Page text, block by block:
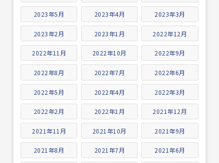
2023年5月 2023年4月 2023年3月
2023年2月 2023年1月 2022年12月
2022年11月 2022年10月 2022年9月
2022年8月 2022年7月 2022年6月
2022年5月 2022年4月 2022年3月
2022年2月 2022年1月 2021年12月
2021年11月 2021年10月 2021年9月
2021年8月 2021年7月 2021年6月